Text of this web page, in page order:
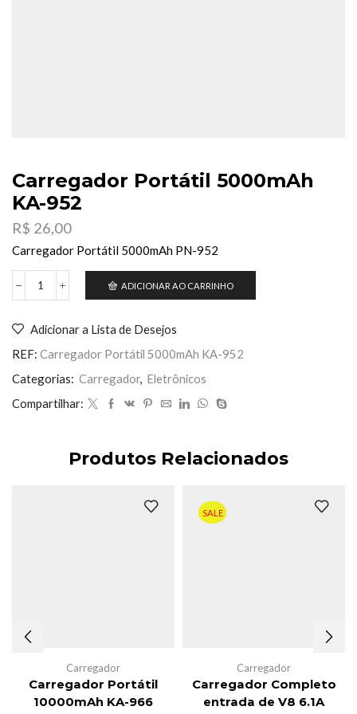
Carregador Portátil 5000mAh
KA-952
R$ 26,00
Carregador Portátil 5000mAh PN-952
Carregador
KA-
952
quantidade
ADICIONAR AO CARRINHO
Adicionar a Lista de Desejos
REF: Carregador Portátil 5000mAh KA-952
Categorias: Carregador, Eletrônicos
Compartilhar:
Produtos Relacionados
Carregador
Carregador Portátil
10000mAh KA-966
SALE
Carregador
Carregador Completo
entrada de V8 6.1A